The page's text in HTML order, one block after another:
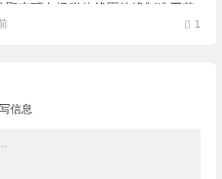
聚变环向场磁体线圈绝缘制造工艺
1
信息